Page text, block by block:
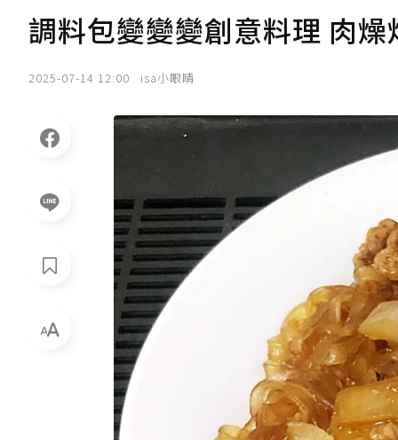
調料包變變變創意料理 肉燥
2025-07-14 12:00 isa小眼睛